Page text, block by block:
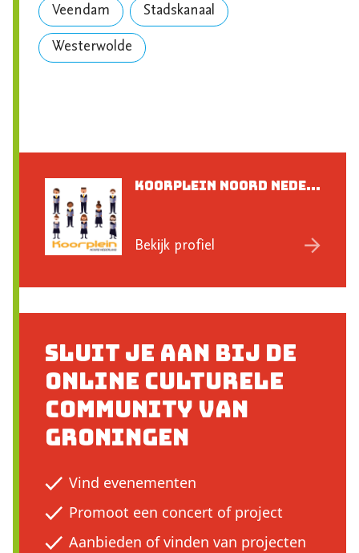
Veendam Stadskanaal
Westerwolde
Koorplein Noord Nede...
Bekijk profiel
Sluit je aan bij de
online culturele
community van
Groningen
Vind evenementen
Promoot een concert of project
Aanbieden of vinden van projecten